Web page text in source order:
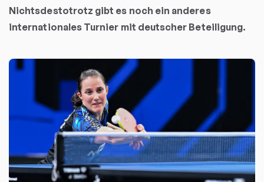
Nichtsdestotrotz gibt es noch ein anderes
internationales Turnier mit deutscher Beteiligung.